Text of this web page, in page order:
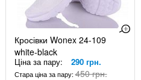
Кросівки Wonex 24-109
white-black
Ціна за пару: 290 грн.
Стара ціна за пару:450 грн.